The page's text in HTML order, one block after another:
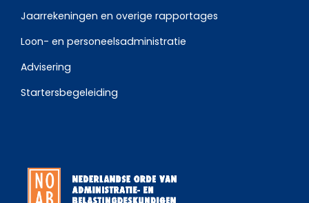
Jaarrekeningen en overige rapportages
Loon- en personeelsadministratie
Advisering
Startersbegeleiding